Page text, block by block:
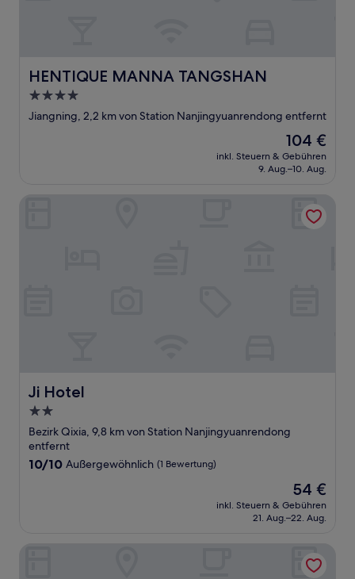
HENTIQUE MANNA TANGSHAN
HENTIQUE MANNA TANGSHAN
4.0-
Sterne-
Jiangning, 2,2 km von Station Nanjingyuanrendong entfernt
Der
Preis
beträgt
104 €
inkl. Steuern & Gebühren
9. Aug.–10. Aug.
Ji Hotel
Ji Hotel
2.0-
Sterne-
Unterkunft
Bezirk Qixia, 9,8 km von Station Nanjingyuanrendong
entfernt
10.0
10/10 Außergewöhnlich (1 Bewertung)
Der
Preis
beträgt
54 €
inkl. Steuern & Gebühren
21. Aug.–22. Aug.